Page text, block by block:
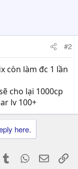
#2
còn làm đc 1 lần
cho lại 1000cp
lv 100+
here.
Tumblr WhatsApp
Email